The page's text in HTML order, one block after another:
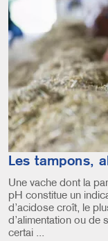
Les tampons,
Une vache dont la
pH constitue un
d’acidose croît, le
d’alimentation ou de
certai ...